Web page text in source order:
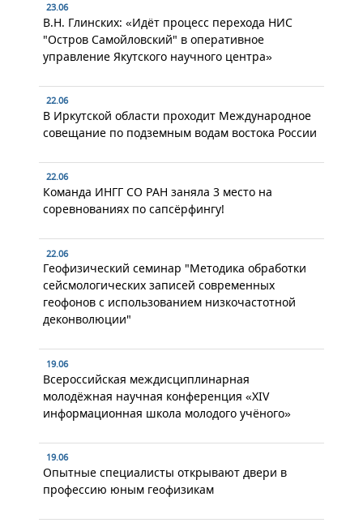
23.06
В.Н. Глинских: «Идёт процесс перехода НИС
"Остров Самойловский" в оперативное
управление Якутского научного центра»
22.06
В Иркутской области проходит Международное
совещание по подземным водам востока России
22.06
Команда ИНГГ СО РАН заняла 3 место на
соревнованиях по сапсёрфингу!
22.06
Геофизический семинар "Методика обработки
сейсмологических записей современных
геофонов с использованием низкочастотной
деконволюции"
19.06
Всероссийская междисциплинарная
молодёжная научная конференция «XIV
информационная школа молодого учёного»
19.06
Опытные специалисты открывают двери в
профессию юным геофизикам